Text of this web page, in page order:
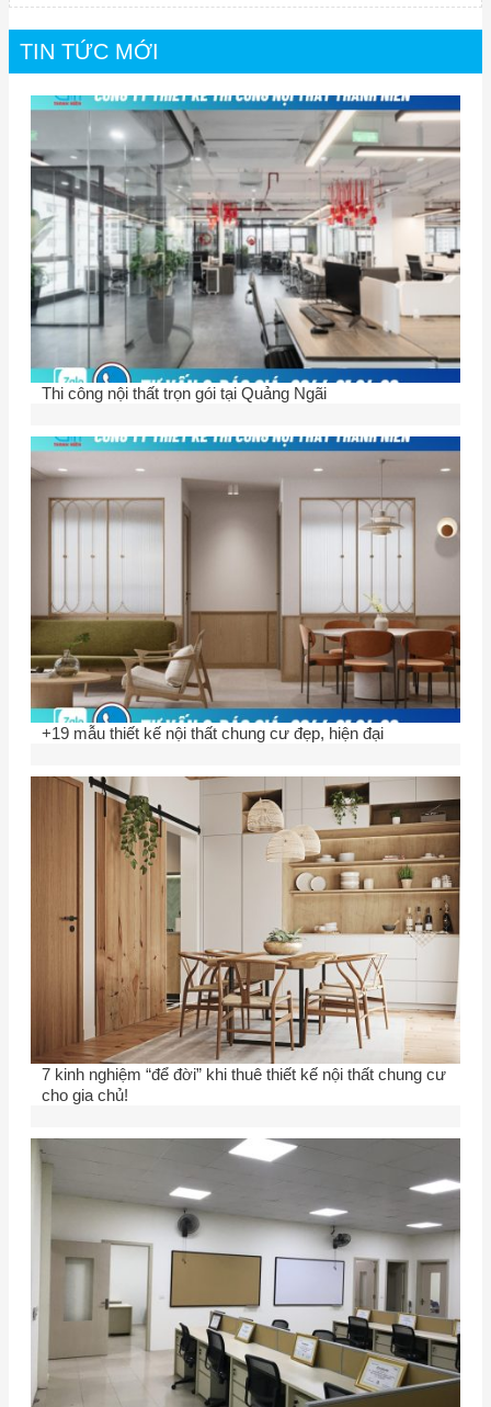
TIN TỨC MỚI
Thi công nội thất trọn gói tại Quảng Ngãi
+19 mẫu thiết kế nội thất chung cư đẹp, hiện đại
7 kinh nghiệm “để đời” khi thuê thiết kế nội thất chung cư
cho gia chủ!